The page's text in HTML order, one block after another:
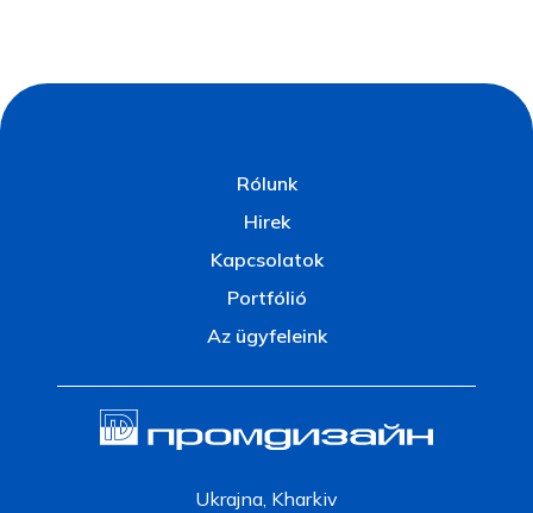
Rólunk
Hirek
Kapcsolatok
Portfólió
Az ügyfeleink
Ukrajna, Kharkiv